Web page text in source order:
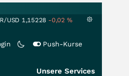
USD 1,15228 -0,02 %
Push-Kurse
Unsere Services